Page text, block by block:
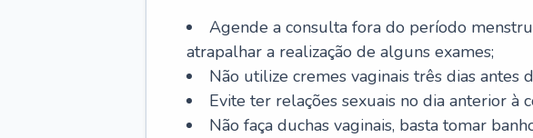
Agende a consulta fora do período
atrapalhar a realização de alguns exames;
Não utilize cremes vaginais três dias antes
Evite ter relações sexuais no dia anterior à
Não faça duchas vaginais, basta tomar